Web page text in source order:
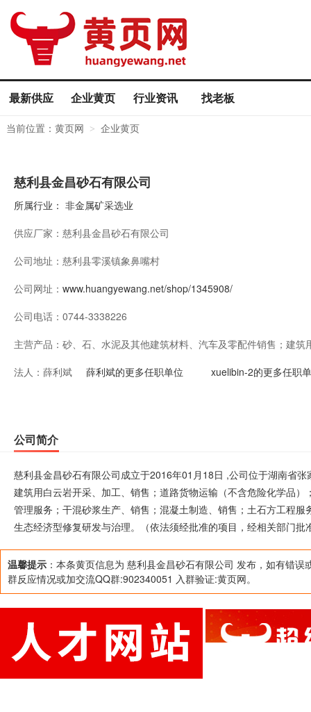
最新供应 企业黄页 行业资讯 找老板
当前位置： 黄页网 > 企业黄页
慈利县金昌砂石有限公司
所属行业： 非金属矿采选业
供应厂家： 慈利县金昌砂石有限公司
公司地址： 慈利县零溪镇象鼻嘴村
公司网址： www.huangyewang.net/shop/1345908/
公司电话： 0744-3338226
主营产品： 砂、石、水泥及其他建筑材料、汽车及零配件销售；建
物运输（不含危险化学品）；货物专用运输（罐式）；
法人： 薛利斌 薛利斌的更多任职单位 xuelibin-2的更多任职
公司简介
慈利县金昌砂石有限公司成立于2016年01月18日 ,公司位于湖南省
建筑用白云岩开采、加工、销售；道路货物运输（不含危险化学品
管理服务；干混砂浆生产、销售；混凝土制造、销售；土石方工程
生态经济型修复研发与治理。（依法须经批准的项目，经相关部门批
温馨提示 ：本条黄页信息为 慈利县金昌砂石有限公司 发布，如有错误
群反应情况或加交流QQ群:902340051 入群验证:黄页网。